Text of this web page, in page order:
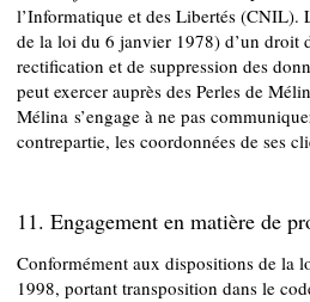
l’Informatique et des Libertés (CNIL).
de la loi du 6 janvier 1978) d’un droit
rectification et de suppression des
peut exercer auprès des Perles de
Mélina s’engage à ne pas
contrepartie, les coordonnées de ses
11. Engagement en matière de
Conformément aux dispositions de la
1998, portant transposition dans le